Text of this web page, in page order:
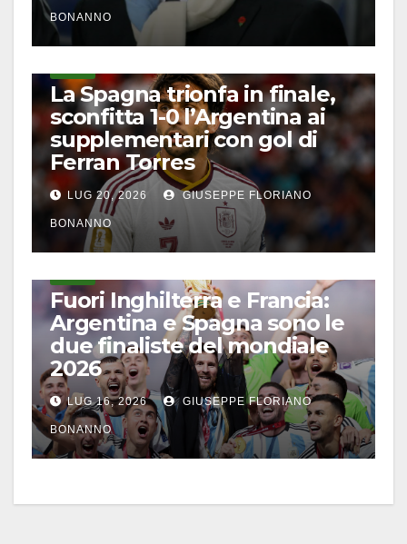
BONANNO
La Spagna trionfa in finale,
sconfitta 1-0 l’Argentina ai
supplementari con gol di
Ferran Torres
LUG 20, 2026 GIUSEPPE FLORIANO
BONANNO
Fuori Inghilterra e Francia:
Argentina e Spagna sono le
due finaliste del mondiale
2026
LUG 16, 2026 GIUSEPPE FLORIANO
BONANNO